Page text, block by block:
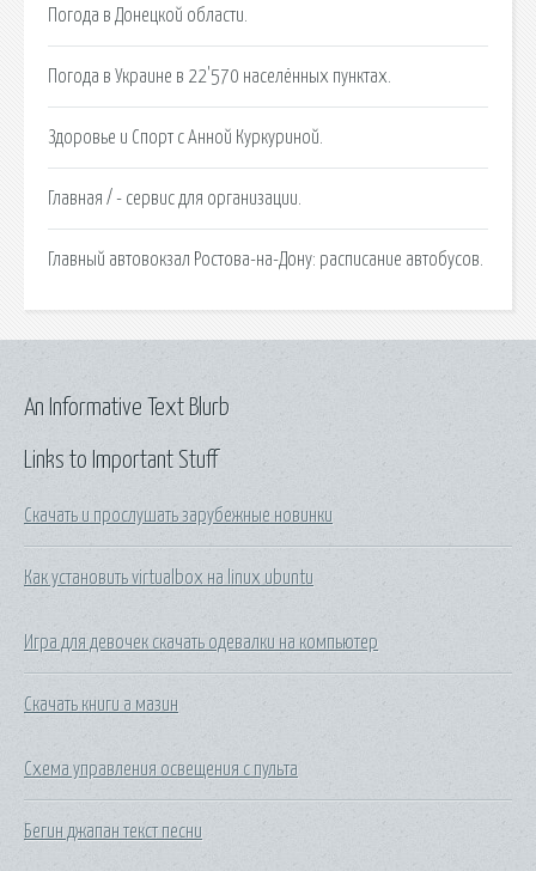
Погода в Донецкой области.
Погода в Украине в 22'570 населённых пунктах.
Здоровье и Спорт с Анной Куркуриной.
Главная / - сервис для организации.
Главный автовокзал Ростова-на-Дону: расписание автобусов.
Links to Important Stuff
Скачать и прослушать зарубежные новинки
Как установить virtualbox на linux ubuntu
Игра для девочек скачать одевалки на компьютер
Скачать книги а мазин
Схема управления освещения с пульта
Бегин джапан текст песни
An Informative Text Blurb